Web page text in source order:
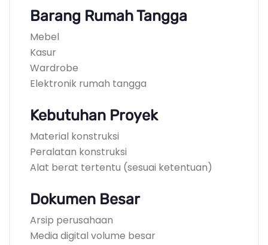
Barang Rumah Tangga
Mebel
Kasur
Wardrobe
Elektronik rumah tangga
Kebutuhan Proyek
Material konstruksi
Peralatan konstruksi
Alat berat tertentu (sesuai ketentuan)
Dokumen Besar
Arsip perusahaan
Media digital volume besar